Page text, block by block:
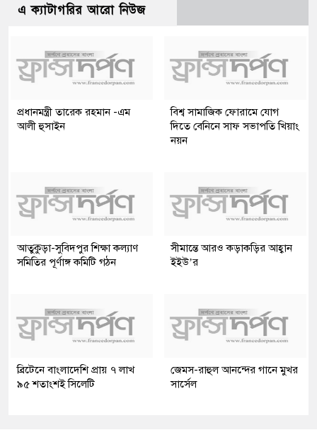
এ ক্যাটাগরির আরো নিউজ
প্রধানমন্ত্রী তারেক রহমান -এম
আলী হুসাইন
বিশ্ব সামাজিক ফোরামে যোগ
দিতে বেনিনে সাফ সভাপতি খিয়াং
নয়ন
আতুকুড়া-সুবিদপুর শিক্ষা কল্যাণ
সমিতির পূর্ণাঙ্গ কমিটি গঠন
সীমান্তে আরও কড়াকড়ির আহ্বান
ইইউ’র
ব্রিটেনে বাংলাদেশি প্রায় ৭ লাখ
৯৫ শতাংশই সিলেটি
জেমস-রাহুল আনন্দের গানে মুখর
সার্সেল